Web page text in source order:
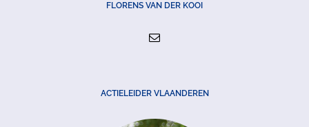
FLORENS VAN DER KOOI
ACTIELEIDER VLAANDEREN